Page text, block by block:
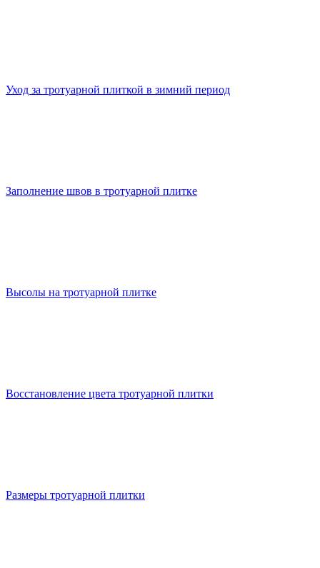
Уход за тротуарной плиткой в зимний период
Заполнение швов в тротуарной плитке
Высолы на тротуарной плитке
Восстановление цвета тротуарной плитки
Размеры тротуарной плитки